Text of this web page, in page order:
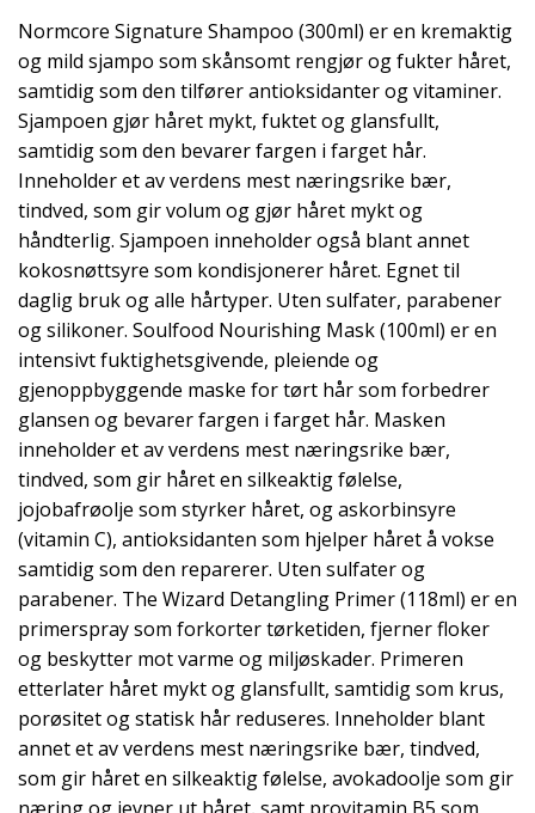
Normcore Signature Shampoo (300ml) er en kremaktig
og mild sjampo som skånsomt rengjør og fukter håret,
samtidig som den tilfører antioksidanter og vitaminer.
Sjampoen gjør håret mykt, fuktet og glansfullt,
samtidig som den bevarer fargen i farget hår.
Inneholder et av verdens mest næringsrike bær,
tindved, som gir volum og gjør håret mykt og
håndterlig. Sjampoen inneholder også blant annet
kokosnøttsyre som kondisjonerer håret. Egnet til
daglig bruk og alle hårtyper. Uten sulfater, parabener
og silikoner. Soulfood Nourishing Mask (100ml) er en
intensivt fuktighetsgivende, pleiende og
gjenoppbyggende maske for tørt hår som forbedrer
glansen og bevarer fargen i farget hår. Masken
inneholder et av verdens mest næringsrike bær,
tindved, som gir håret en silkeaktig følelse,
jojobafrøolje som styrker håret, og askorbinsyre
(vitamin C), antioksidanten som hjelper håret å vokse
samtidig som den reparerer. Uten sulfater og
parabener. The Wizard Detangling Primer (118ml) er en
primerspray som forkorter tørketiden, fjerner floker
og beskytter mot varme og miljøskader. Primeren
etterlater håret mykt og glansfullt, samtidig som krus,
porøsitet og statisk hår reduseres. Inneholder blant
annet et av verdens mest næringsrike bær, tindved,
som gir håret en silkeaktig følelse, avokadoolje som gir